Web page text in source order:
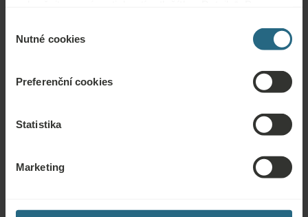
„Povolit vše“.
souhlasu
Nutné cookies
Preferenční cookies
Statistika
Marketing
přístup
bazénu